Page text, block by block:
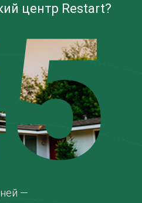
центр Restart?
—